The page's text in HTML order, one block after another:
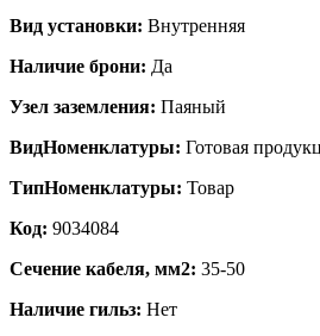
Вид установки: Внутренняя
Наличие брони: Да
Узел заземления: Паяный
ВидНоменклатуры: Готовая
ТипНоменклатуры: Товар
Код: 9034084
Сечение кабеля, мм2: 35-50
Наличие гильз: Нет